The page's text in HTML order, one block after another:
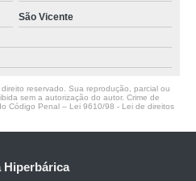
São Vicente
reservado. Sua reprodução, parcial ou
sem a autorização do autor. Crime de
Código Penal – Lei 9610/98 - Lei de direitos
Hiperbárica